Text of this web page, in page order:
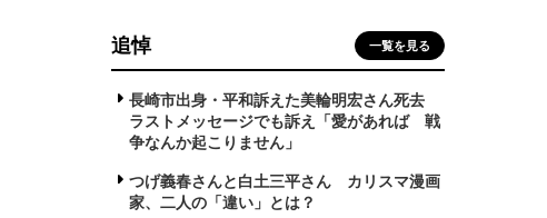
追悼 一覧を見る
長崎市出身・平和訴えた美輪明宏さん死去
ラストメッセージでも訴え「愛があれば 戦
争なんか起こりません」
つげ義春さんと白土三平さん カリスマ漫画
家、二人の「違い」とは？